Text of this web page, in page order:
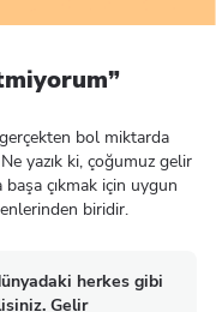
gerçekten bol miktarda
yazık ki, çoğumuz gelir
çıkmak için uygun
biridir.
herkes gibi
Gelir